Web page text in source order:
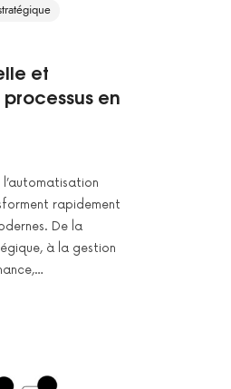
et
en
l’automatisation
rapidement
De la
à la gestion